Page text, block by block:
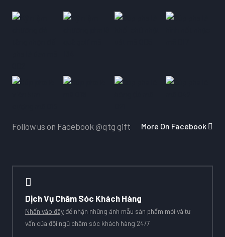
Follow us on Facebook @qtg gift More On Facebook
Dịch Vụ Chăm Sóc Khách Hàng
Nhấn vào đây để nhận những ảnh mẫu sản phẩm mới và tư
vấn của đội ngũ chăm sóc khách hàng 24/7